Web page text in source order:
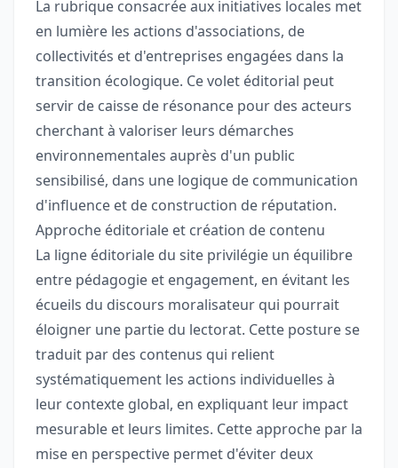
La rubrique consacrée aux initiatives locales met
en lumière les actions d'associations, de
collectivités et d'entreprises engagées dans la
transition écologique. Ce volet éditorial peut
servir de caisse de résonance pour des acteurs
cherchant à valoriser leurs démarches
environnementales auprès d'un public
sensibilisé, dans une logique de communication
d'influence et de construction de réputation.
Approche éditoriale et création de contenu
La ligne éditoriale du site privilégie un équilibre
entre pédagogie et engagement, en évitant les
écueils du discours moralisateur qui pourrait
éloigner une partie du lectorat. Cette posture se
traduit par des contenus qui relient
systématiquement les actions individuelles à
leur contexte global, en expliquant leur impact
mesurable et leurs limites. Cette approche par la
mise en perspective permet d'éviter deux